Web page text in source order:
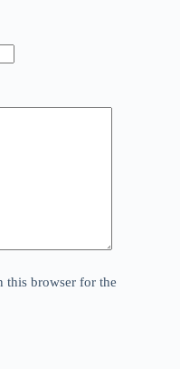
this browser for the